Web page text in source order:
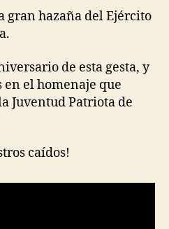
gran hazaña del Ejército
de esta gesta, y
en el homenaje que
Juventud Patriota de
caídos!